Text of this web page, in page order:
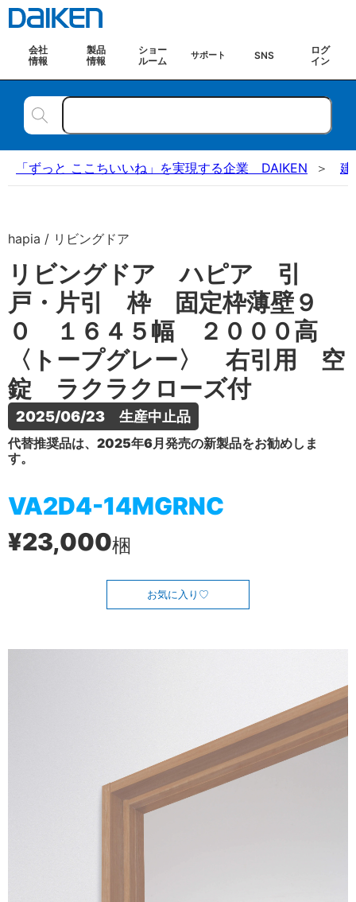
会社
情報
製品
情報
ショー
ルーム
サポート SNS
ログ
イン
「ずっと ここちいいね」を実現する企業 DAIKEN 建
hapia / リビングドア
リビングドア ハピア 引
戸・片引 枠 固定枠薄壁９
０ １６４５幅 ２０００高
〈トープグレー〉 右引用 空
錠 ラクラクローズ付
2025/06/23　生産中止品
代替推奨品は、2025年6月発売の新製品をお勧めしま
す。
VA2D4-14MGRNC
¥23,000梱
お気に入り